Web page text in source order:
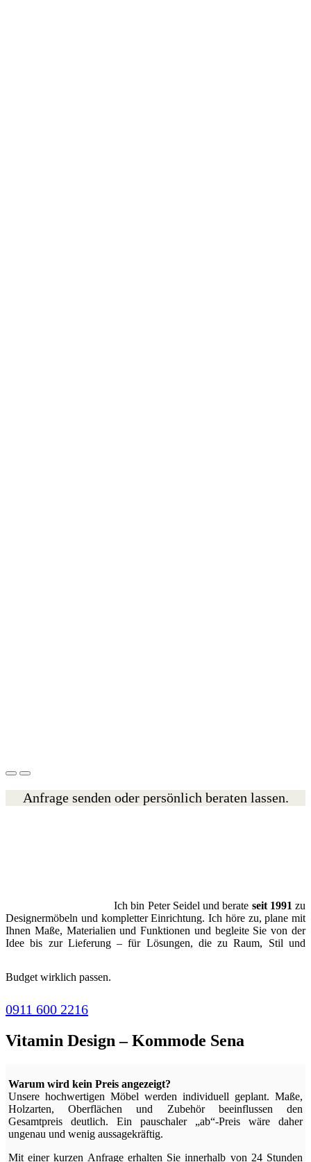
Anfrage senden oder persönlich beraten lassen.
Ich bin Peter Seidel und berate seit 1991 zu
Designermöbeln und kompletter Einrichtung. Ich höre zu, plane mit
Ihnen Maße, Materialien und Funktionen und begleite Sie von der
Idee bis zur Lieferung – für Lösungen, die zu Raum, Stil und
Budget wirklich passen.
0911 600 2216
Vitamin Design – Kommode Sena
Warum wird kein Preis angezeigt?
Unsere hochwertigen Möbel werden individuell geplant. Maße,
Holzarten, Oberflächen und Zubehör beeinflussen den
Gesamtpreis deutlich. Ein pauschaler „ab“-Preis wäre daher
ungenau und wenig aussagekräftig.
Mit einer kurzen Anfrage erhalten Sie innerhalb von 24 Stunden